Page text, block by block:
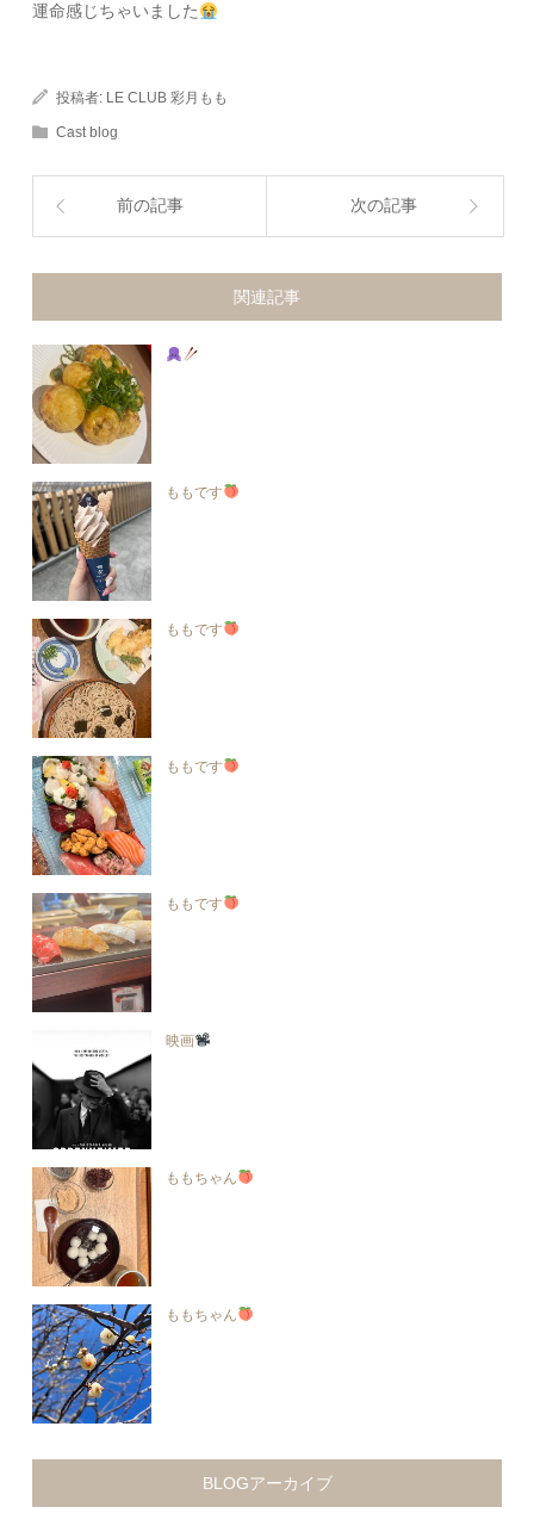
運命感じちゃいました
投稿者: LE CLUB 彩月もも
Cast blog
前の記事 次の記事
関連記事
ももです
ももです
ももです
ももです
映画
ももちゃん
ももちゃん
BLOGアーカイブ